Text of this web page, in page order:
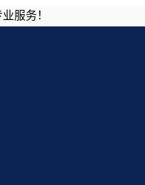
服务！